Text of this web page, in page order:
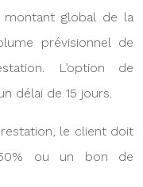
global de la
prévisionnel de
L’option de
délai de 15 jours.
le client doit
ou un bon de